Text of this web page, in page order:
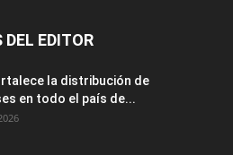
DEL EDITOR
la distribución de
en todo el país de...